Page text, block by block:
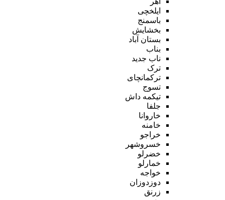
ایلخچی
باسمنج
بخشایش
بستان آباد
بناب
ناب جدید
ترک
ترکمانچای
تسوج
تیکمه داش
جلفا
خاروانا
خامنه
خراجو
خسروشهر
خضرلو
خمارلو
خواجه
دوزدوزان
زرنق